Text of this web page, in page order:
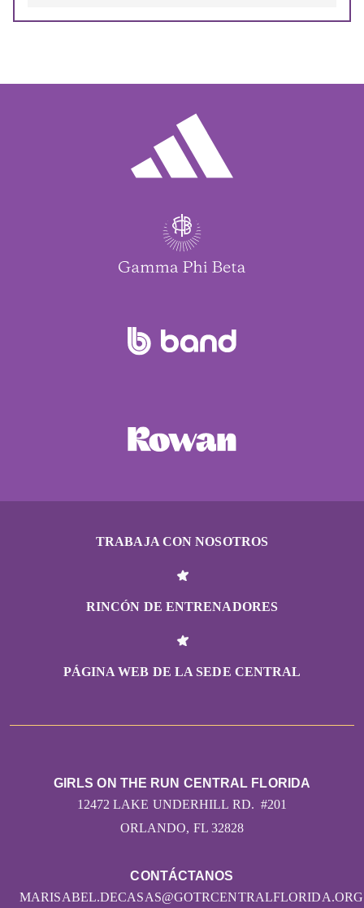
TRABAJA CON NOSOTROS
RINCÓN DE ENTRENADORES
PÁGINA WEB DE LA SEDE CENTRAL
CONTÁCTANOS
MARISABEL.DECASAS@GOTRCENTRALFLORIDA.ORG
GIRLS ON THE RUN CENTRAL FLORIDA
12472 LAKE UNDERHILL RD. #201
ORLANDO, FL 32828